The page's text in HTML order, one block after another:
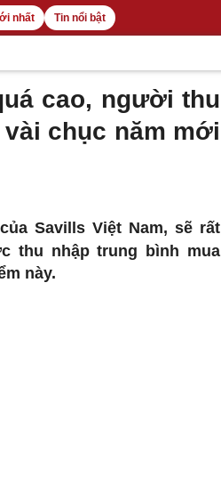
nhất Tin nổi bật
cao, người thu
chục năm mới
Savills Việt Nam, sẽ rất
thu nhập trung bình mua
này.